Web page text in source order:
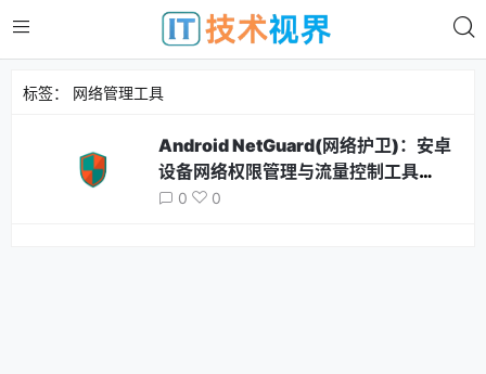
标签： 网络管理工具
Android NetGuard(网络护卫)：安卓
设备网络权限管理与流量控制工具
v2.334
0 0